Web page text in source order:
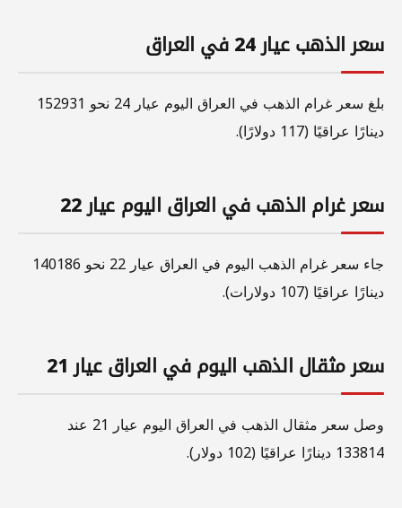
سعر الذهب عيار 24 في العراق
بلغ سعر غرام الذهب في العراق اليوم عيار 24 نحو 152931
دينارًا عراقيًا (117 دولارًا).
سعر غرام الذهب في العراق اليوم عيار 22
جاء سعر غرام الذهب اليوم في العراق عيار 22 نحو 140186
دينارًا عراقيًا (107 دولارات).
سعر مثقال الذهب اليوم في العراق عيار 21
وصل سعر مثقال الذهب في العراق اليوم عيار 21 عند
133814 دينارًا عراقيًا (102 دولار).